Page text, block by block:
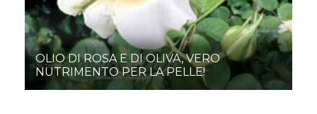
OLIO DI ROSA E DI OLIVA, VERO
NUTRIMENTO PER LA PELLE!